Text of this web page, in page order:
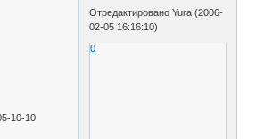
10-10
Отредактировано Yura (2006-
02-05 16:16:10)
0